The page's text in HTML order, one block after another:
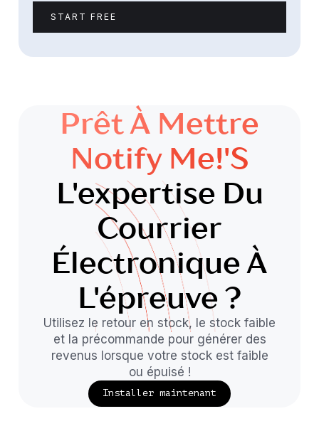
START FREE
Prêt À Mettre
Notify Me!'s
L'expertise Du
Courrier
Électronique À
L'épreuve ?
Utilisez le retour en stock, le stock faible
et la précommande pour générer des
revenus lorsque votre stock est faible
ou épuisé !
Installer maintenant